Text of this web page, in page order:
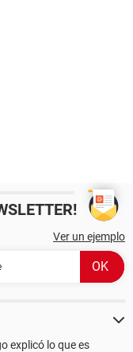
Ver un ejemplo
explicó lo que es